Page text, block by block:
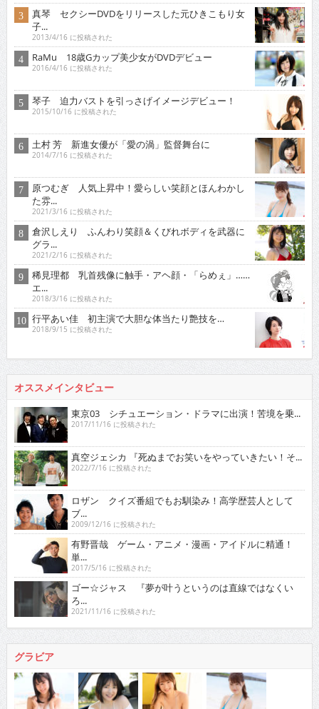
真琴 セクシーDVDをリリースした元ひきこもり女
子...
2013/4/16 に投稿された
RaMu 18歳Gカップ美少女がDVDデビュー
2016/4/16 に投稿された
琴子 迫力バストを引っさげイメージデビュー！
2015/10/16 に投稿された
土村 芳 新進女優が「愛の渦」監督舞台に
2014/7/16 に投稿された
原つむぎ 人気上昇中！愛らしい笑顔とほんわかし
た雰...
2021/3/16 に投稿された
倉沢しえり ふんわり笑顔＆くびれボディを武器に
グラ...
2021/2/16 に投稿された
稀見理都 乳首残像に触手・アヘ顔・「らめぇ」……
エ...
2018/3/16 に投稿された
行平あい佳 初主演で大胆な体当たり艶技を…
2018/9/15 に投稿された
オススメインタビュー
東京03 シチュエーション・ドラマに出演！苦境を乗...
2017/11/16 に投稿された
真空ジェシカ 『死ぬまでお笑いをやっていきたい！そ...
2022/7/16 に投稿された
ロザン クイズ番組でもお馴染み！高学歴芸人として
ブ...
2009/12/16 に投稿された
有野晋哉 ゲーム・アニメ・漫画・アイドルに精通！
単...
2017/5/16 に投稿された
ゴー☆ジャス 『夢が叶うというのは直線ではなくい
ろ...
2021/11/16 に投稿された
グラビア